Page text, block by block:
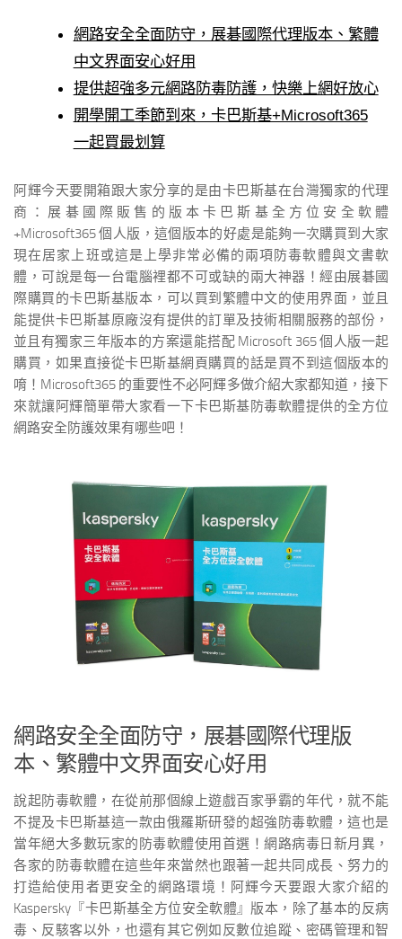
網路安全全面防守，展碁國際代理版本、繁體
中文界面安心好用
提供超強多元網路防毒防護，快樂上網好放心
開學開工季節到來，卡巴斯基+Microsoft365
一起買最划算
阿輝今天要開箱跟大家分享的是由卡巴斯基在台灣獨家的代理
商：展碁國際販售的版本卡巴斯基全方位安全軟體
+Microsoft365 個人版，這個版本的好處是能夠一次購買到大家
現在居家上班或這是上學非常必備的兩項防毒軟體與文書軟
體，可說是每一台電腦裡都不可或缺的兩大神器！經由展碁國
際購買的卡巴斯基版本，可以買到繁體中文的使用界面，並且
能提供卡巴斯基原廠沒有提供的訂單及技術相關服務的部份，
並且有獨家三年版本的方案還能搭配 Microsoft 365 個人版一起
購買，如果直接從卡巴斯基網頁購買的話是買不到這個版本的
唷！Microsoft365 的重要性不必阿輝多做介紹大家都知道，接下
來就讓阿輝簡單帶大家看一下卡巴斯基防毒軟體提供的全方位
網路安全防護效果有哪些吧！
網路安全全面防守，展碁國際代理版
本、繁體中文界面安心好用
說起防毒軟體，在從前那個線上遊戲百家爭霸的年代，就不能
不提及卡巴斯基這一款由俄羅斯研發的超強防毒軟體，這也是
當年絕大多數玩家的防毒軟體使用首選！網路病毒日新月異，
各家的防毒軟體在這些年來當然也跟著一起共同成長、努力的
打造給使用者更安全的網路環境！阿輝今天要跟大家介紹的
Kaspersky『卡巴斯基全方位安全軟體』版本，除了基本的反病
毒、反駭客以外，也還有其它例如反數位追蹤、密碼管理和智